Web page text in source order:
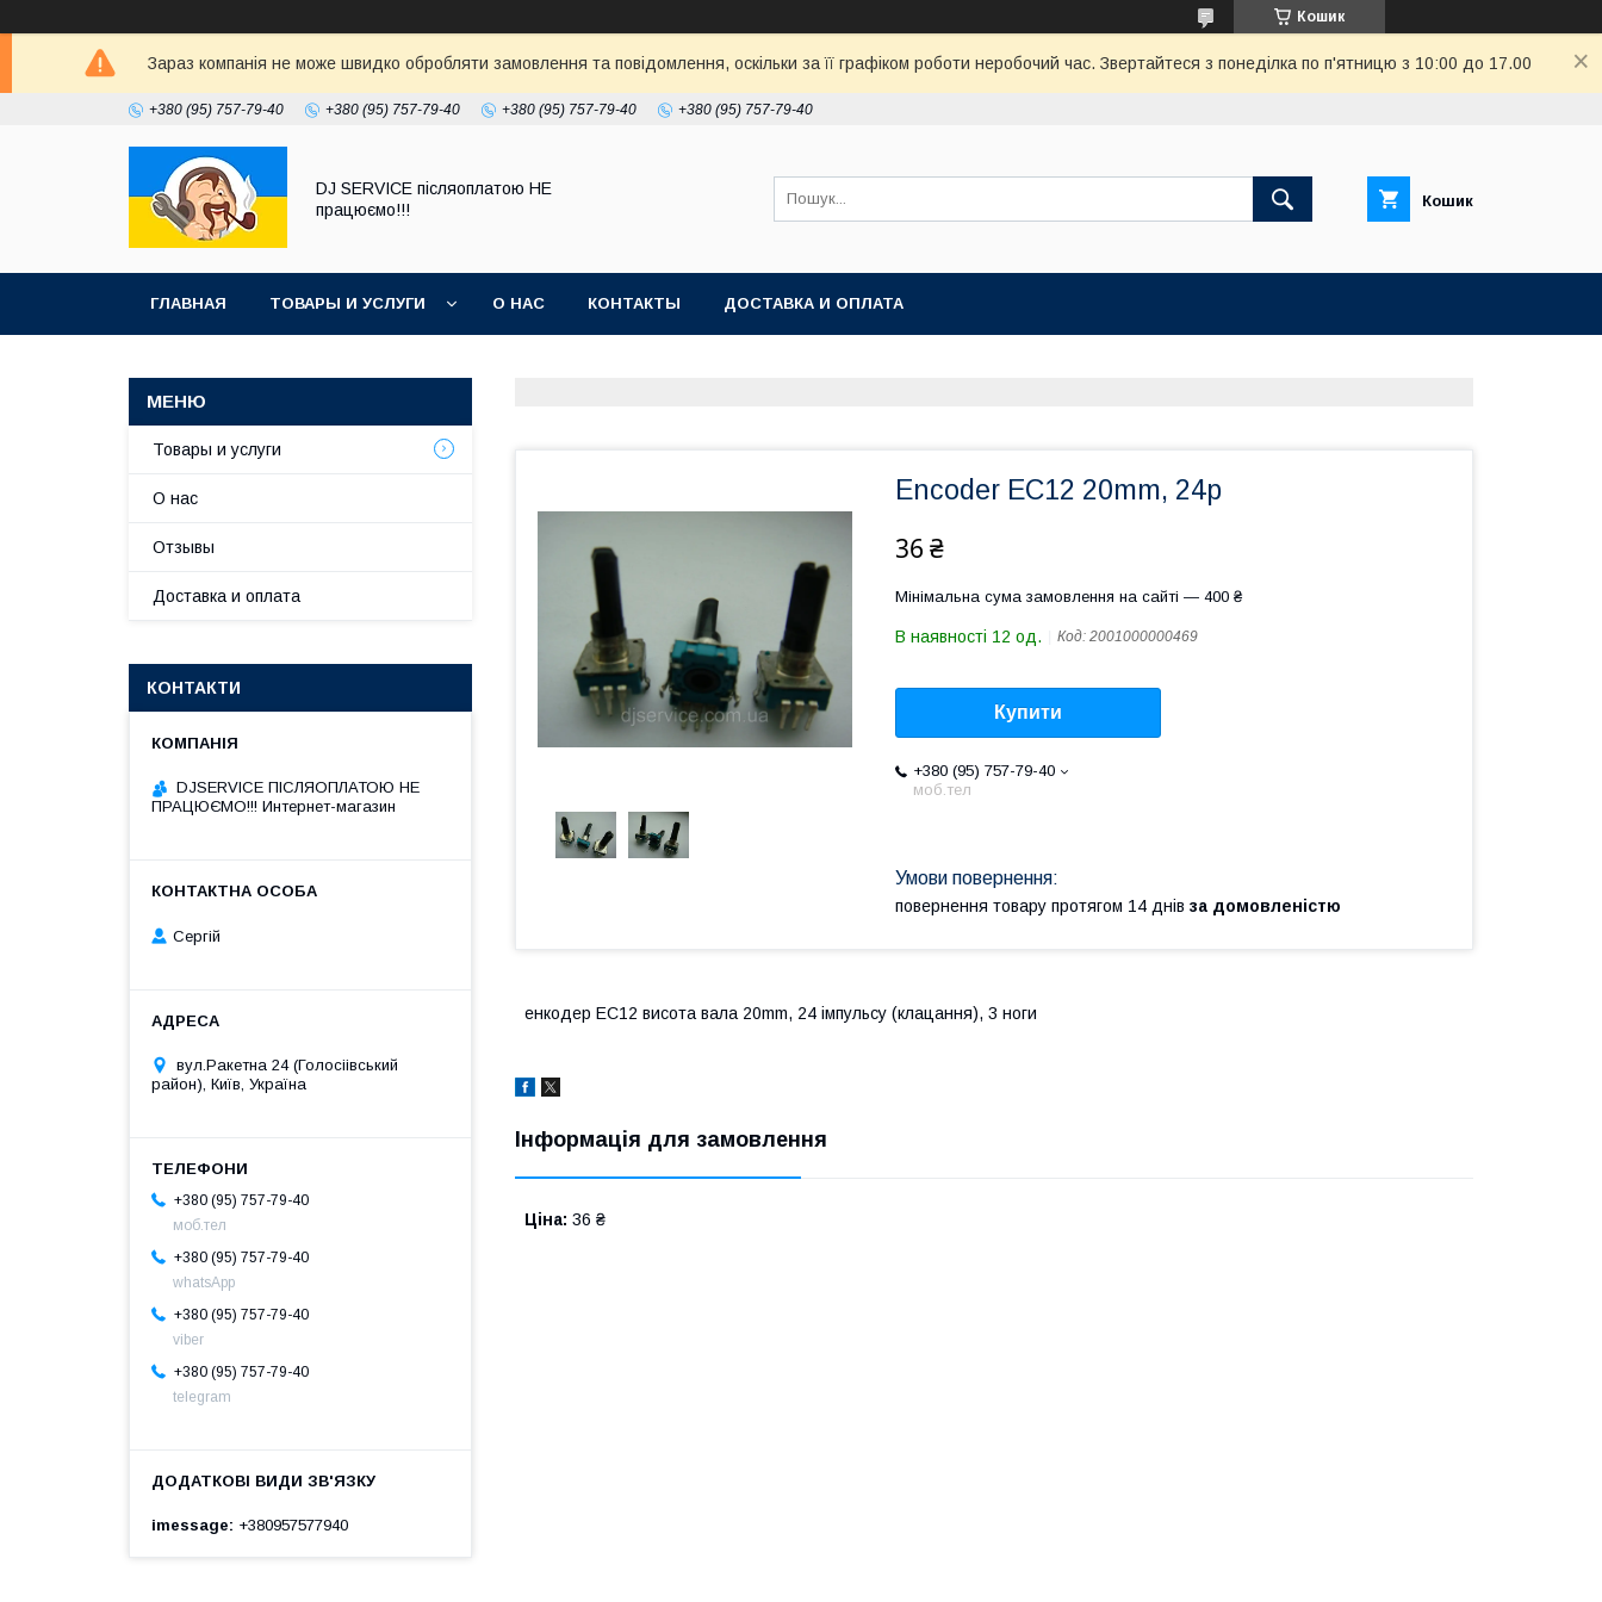
Кошик
Зараз компанія не може швидко обробляти замовлення та повідомлення, оскільки за її графіком роботи неробочий час. Звертайтеся з понеділка по п'ятницю з 10:00 до 17.00
+380 (95) 757-79-40 +380 (95) 757-79-40 +380 (95) 757-79-40 +380 (95) 757-79-40
DJ SERVICE пiсляоплатою НЕ
працюємо!!!
Кошик
ГЛАВНАЯ ТОВАРЫ И УСЛУГИ О НАС КОНТАКТЫ ДОСТАВКА И ОПЛАТА
Encoder EC12 20mm, 24p
36 ₴
Мінімальна сума замовлення на сайті — 400 ₴
В наявності 12 од. Код: 2001000000469
Купити
+380 (95) 757-79-40
моб.тел
повернення товару протягом 14 днів за домовленістю
енкодер EC12 висота вала 20mm, 24 імпульсу (клацання), 3 ноги
Інформація для замовлення
Ціна: 36 ₴
Товары и услуги
О нас
Отзывы
Доставка и оплата
КОНТАКТИ
DJSERVICE ПІСЛЯОПЛАТОЮ НЕ
ПРАЦЮЄМО!!! Интернет-магазин
Сергій
вул.Ракетна 24 (Голосіівський
район), Київ, Україна
+380 (95) 757-79-40
моб.тел
+380 (95) 757-79-40
whatsApp
+380 (95) 757-79-40
viber
+380 (95) 757-79-40
telegram
imessage +380957577940